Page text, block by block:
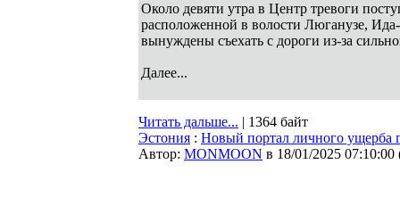
Около девяти утра в Центр тревоги
расположенной в волости Люганузе,
вынуждены съехать с дороги из-за
Далее...
Читать дальше... | 1364 байт
Эстония : Новый портал личного
Автор: MONMOON в 18/01/2025 07:10:00